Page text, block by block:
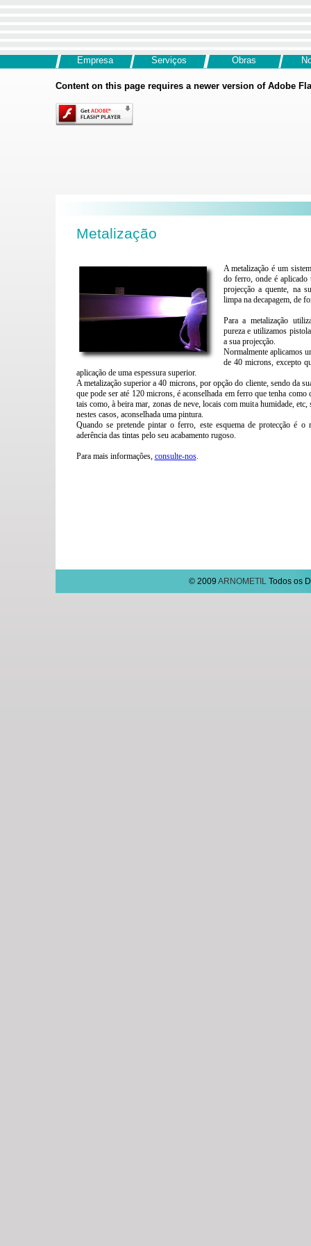
Empresa Serviços Obras
Content on this page requires a newer version of Adobe
Metalização
A metalização é um
do ferro, onde é aplicado
projecção a quente, na
limpa na decapagem, de
Para a metalização
pureza e utilizamos
a sua projecção.
Normalmente aplicamos
de 40 microns, excepto
aplicação de uma espessura superior.
A metalização superior a 40 microns, por opção do cliente, sendo da
que pode ser até 120 microns, é aconselhada em ferro que tenha
tais como, à beira mar, zonas de neve, locais com muita humidade,
nestes casos, aconselhada uma pintura.
Quando se pretende pintar o ferro, este esquema de protecção é o
aderência das tintas pelo seu acabamento rugoso.
Para mais informações, consulte-nos.
© 2009 ARNOMETIL Todos os